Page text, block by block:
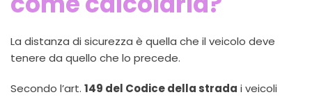
La distanza di sicurezza è quella che il veicolo deve
tenere da quello che lo precede.
Secondo l’art. 149 del Codice della strada i veicoli